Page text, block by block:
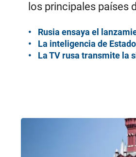
los principales países
Rusia ensaya el
La inteligencia de
La TV rusa transmite la